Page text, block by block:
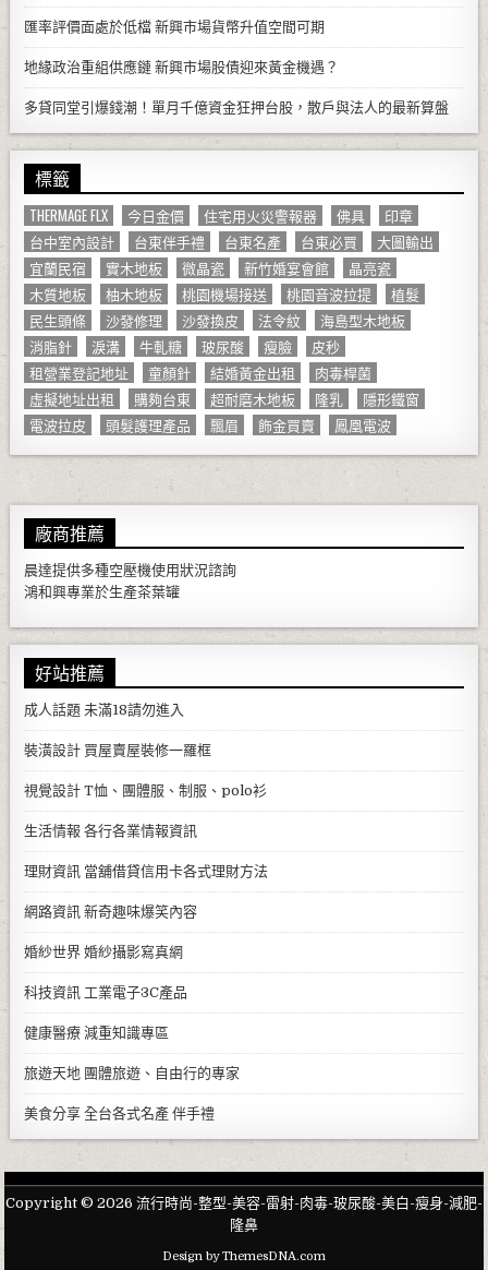
匯率評價面處於低檔 新興市場貨幣升值空間可期
地緣政治重組供應鏈 新興市場股債迎來黃金機遇？
多貸同堂引爆錢潮！單月千億資金狂押台股，散戶與法人的最新算盤
標籤
THERMAGE FLX 今日金價 住宅用火災警報器 佛具
印章
台中室內設計
台東伴手禮 台東名產 台東必買
大圖輸出
宜蘭民宿
實木地板 微晶瓷 新竹婚宴會館
晶亮瓷
木質地板
柚木地板 桃園機場接送 桃園音波拉提
植髮
民生頭條
沙發修理 沙發換皮 法令紋
海島型木地板
消脂針
淚溝 牛軋糖 玻尿酸 瘦臉
皮秒
租營業登記地址
童顏針 結婚黃金出租
肉毒桿菌
虛擬地址出租
購夠台東 超耐磨木地板 隆乳
隱形鐵窗
電波拉皮
頭髮護理產品 飄眉 飾金買賣 鳳凰電波
廠商推薦
晨達提供多種空壓機使用狀況諮詢
鴻和興專業於生產茶葉罐
好站推薦
成人話題 未滿18請勿進入
裝潢設計 買屋賣屋裝修一羅框
視覺設計 T恤、團體服、制服、polo衫
生活情報 各行各業情報資訊
理財資訊 當舖借貸信用卡各式理財方法
網路資訊 新奇趣味爆笑內容
婚紗世界 婚紗攝影寫真網
科技資訊 工業電子3C產品
健康醫療 減重知識專區
旅遊天地 團體旅遊、自由行的專家
美食分享 全台各式名產 伴手禮
Copyright © 2026 流行時尚-整型-美容-雷射-肉毒-玻尿酸-美白-瘦身-減肥-
隆鼻
Design by ThemesDNA.com